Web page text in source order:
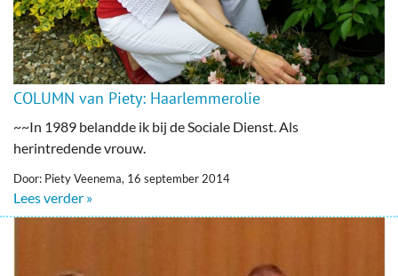
COLUMN van Piety: Haarlemmerolie
~~In 1989 belandde ik bij de Sociale Dienst. Als
herintredende vrouw.
Door: Piety Veenema, 16 september 2014
Lees verder »